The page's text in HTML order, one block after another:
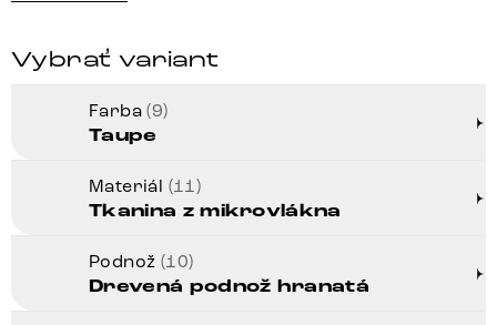
Vybrať variant
Farba(9)
Taupe
Materiál (11)
Tkanina z mikrovlákna
Podnož (10)
Drevená podnož hranatá